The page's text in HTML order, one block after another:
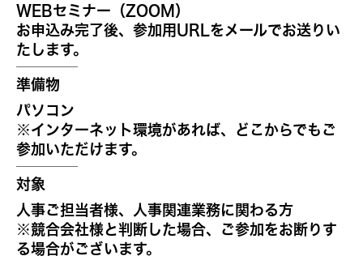
WEBセミナー（ZOOM）
お申込み完了後、参加用URLをメールでお送りい
たします。
準備物
パソコン
※インターネット環境があれば、どこからでもご
参加いただけます。
対象
人事ご担当者様、人事関連業務に関わる方
※競合会社様と判断した場合、ご参加をお断りす
る場合がございます。